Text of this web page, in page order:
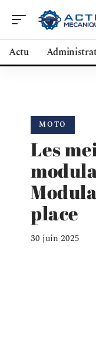
Actu
MOTO
Les
place
30 juin 2025